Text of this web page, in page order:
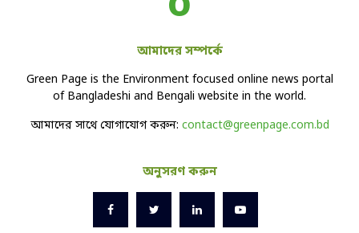
আমাদের সম্পর্কে
Green Page is the Environment focused online news portal
of Bangladeshi and Bengali website in the world.
আমাদের সাথে যোগাযোগ করুন: contact@greenpage.com.bd
অনুসরণ করুন